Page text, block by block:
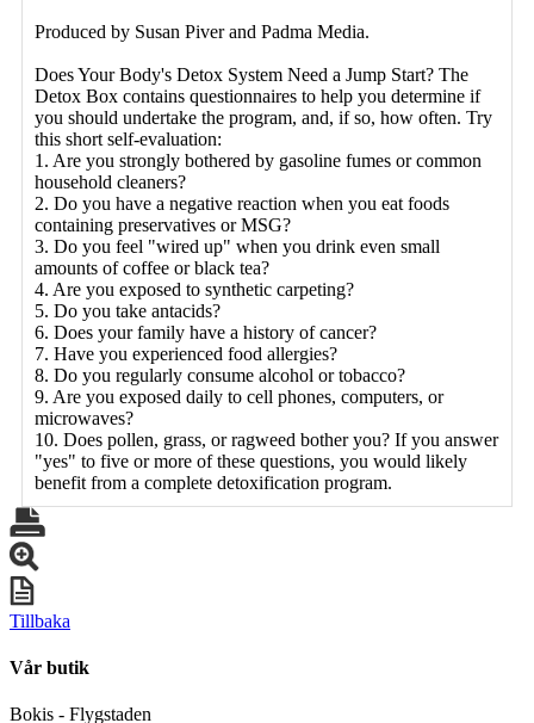
Produced by Susan Piver and Padma Media.
Does Your Body's Detox System Need a Jump Start? The
Detox Box contains questionnaires to help you determine if
you should undertake the program, and, if so, how often. Try
this short self-evaluation:
1. Are you strongly bothered by gasoline fumes or common
household cleaners?
2. Do you have a negative reaction when you eat foods
containing preservatives or MSG?
3. Do you feel "wired up" when you drink even small
amounts of coffee or black tea?
4. Are you exposed to synthetic carpeting?
5. Do you take antacids?
6. Does your family have a history of cancer?
7. Have you experienced food allergies?
8. Do you regularly consume alcohol or tobacco?
9. Are you exposed daily to cell phones, computers, or
microwaves?
10. Does pollen, grass, or ragweed bother you? If you answer
"yes" to five or more of these questions, you would likely
benefit from a complete detoxification program.
Tillbaka
Vår butik
Bokis - Flygstaden